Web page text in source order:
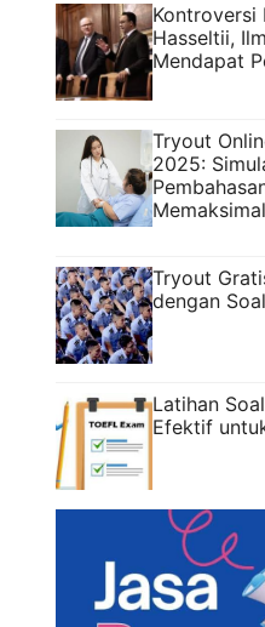
Kontroversi
Hasseltii,
Mendapat
Tryout
2025:
Tryout
dengan
Latihan
Efektif